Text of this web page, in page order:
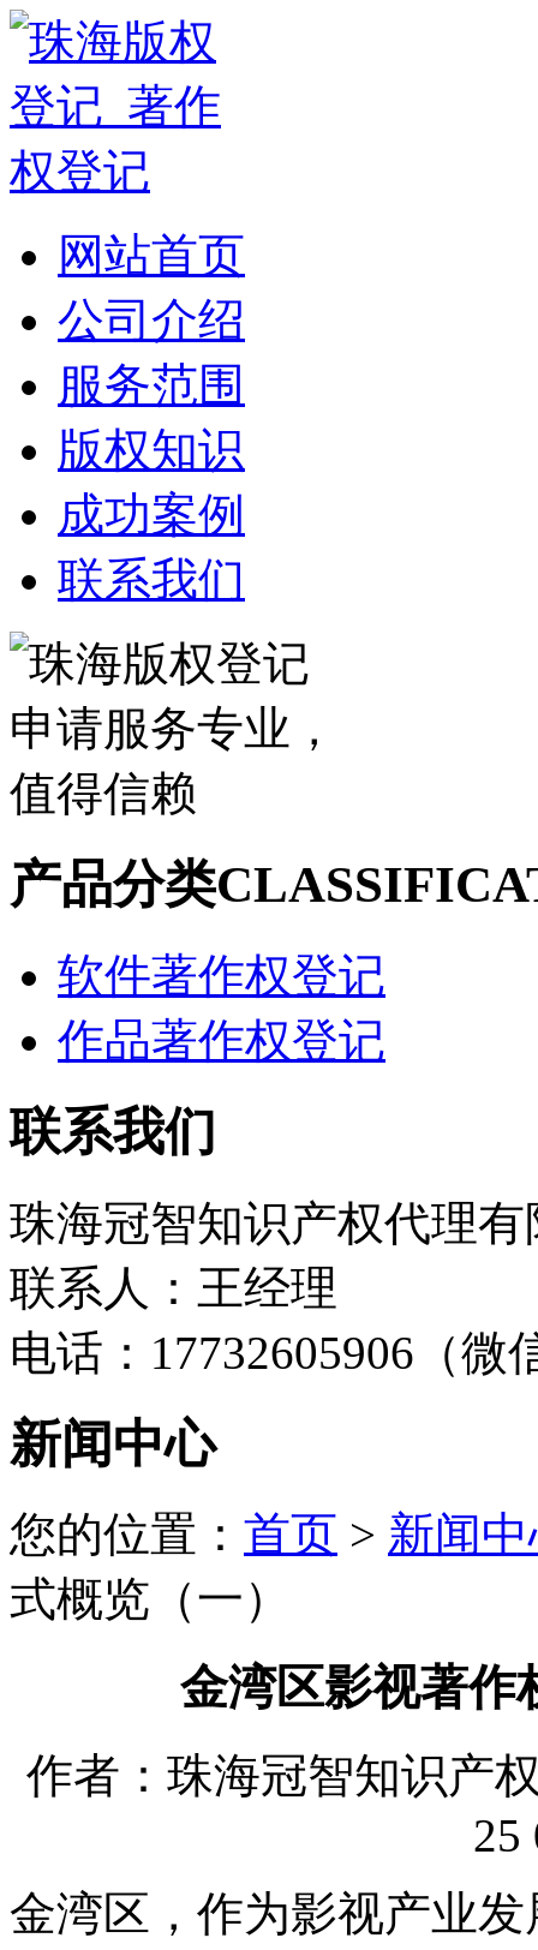
网站首页
公司介绍
服务范围
版权知识
成功案例
联系我们
产品分类
软件著作权登记
作品著作权登记
联系我们
珠海冠智知识产权代理有
联系人：王经理
电话：17732605906（微
新闻中心
您的位置： 首页 > 新闻
式概览（一）
金湾区影视著作
作者：珠海冠智知识产
25
金湾区，作为影视产业